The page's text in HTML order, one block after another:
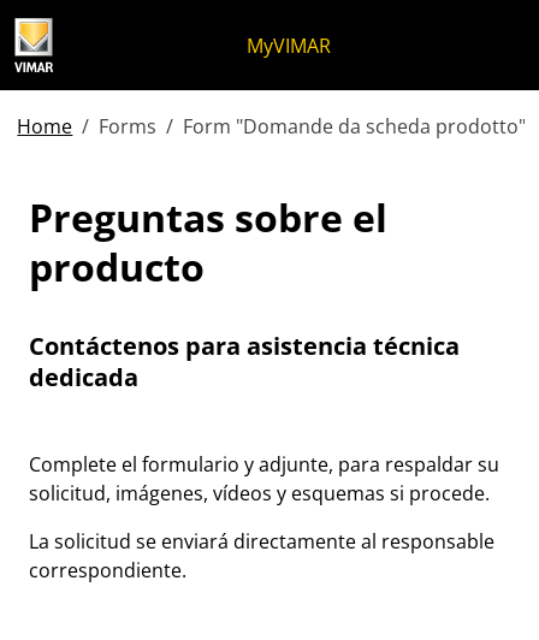
MyVIMAR
Home Forms Form "Domande da scheda prodotto"
Preguntas sobre el
producto
Contáctenos para asistencia técnica
dedicada
Complete el formulario y adjunte, para respaldar su
solicitud, imágenes, vídeos y esquemas si procede.
La solicitud se enviará directamente al responsable
correspondiente.